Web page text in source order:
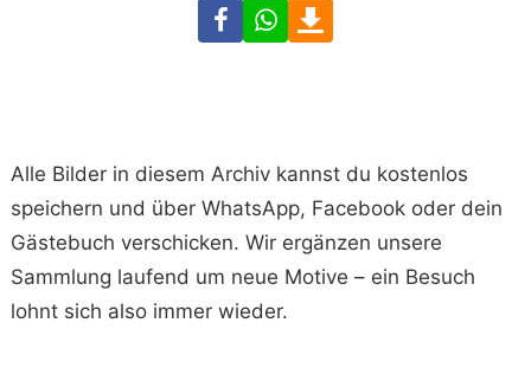
FacebookWhatsApp
Alle Bilder in diesem Archiv kannst du kostenlos
speichern und über WhatsApp, Facebook oder dein
Gästebuch verschicken. Wir ergänzen unsere
Sammlung laufend um neue Motive – ein Besuch
lohnt sich also immer wieder.